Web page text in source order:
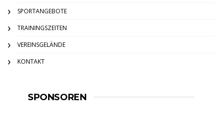
SPORTANGEBOTE
TRAININGSZEITEN
VEREINSGELÄNDE
KONTAKT
SPONSOREN